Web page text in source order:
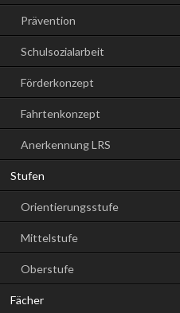
Prävention
Schulsozialarbeit
Förderkonzept
Fahrtenkonzept
Anerkennung LRS
Stufen
Orientierungsstufe
Mittelstufe
Oberstufe
Fächer